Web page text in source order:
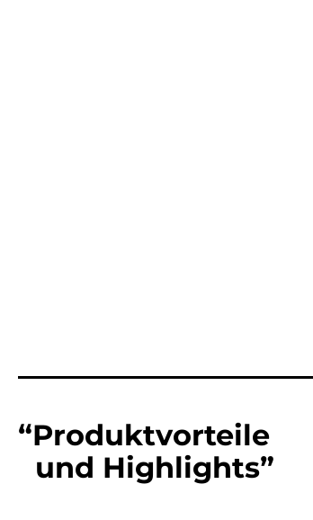
“Produktvorteile
und Highlights”